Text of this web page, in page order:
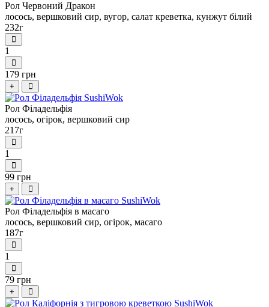
Рол Червоний Дракон
лосось, вершковий сир, вугор, салат креветка, кунжут білий
232г
1
179 грн
+
Рол Філадельфія
лосось, огірок, вершковий сир
217г
1
99 грн
+
Рол Філадельфія в масаго
лосось, вершковий сир, огірок, масаго
187г
1
79 грн
+